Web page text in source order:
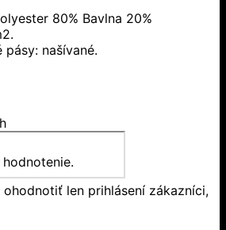
80% Bavlna 20%
pásy: našívané.
len prihlásení zákazníci,